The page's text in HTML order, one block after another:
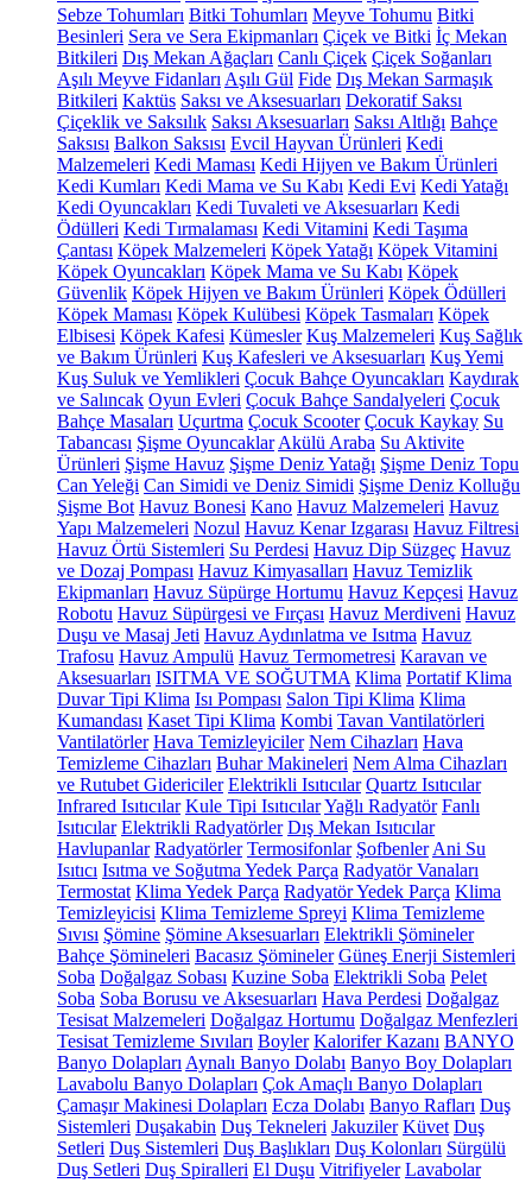
Sebze Tohumları Bitki Tohumları Meyve Tohumu Bitki
Besinleri Sera ve Sera Ekipmanları Çiçek ve Bitki İç Mekan
Bitkileri Dış Mekan Ağaçları Canlı Çiçek Çiçek Soğanları
Aşılı Meyve Fidanları Aşılı Gül Fide Dış Mekan Sarmaşık
Bitkileri Kaktüs Saksı ve Aksesuarları Dekoratif Saksı
Çiçeklik ve Saksılık Saksı Aksesuarları Saksı Altlığı Bahçe
Saksısı Balkon Saksısı Evcil Hayvan Ürünleri Kedi
Malzemeleri Kedi Maması Kedi Hijyen ve Bakım Ürünleri
Kedi Kumları Kedi Mama ve Su Kabı Kedi Evi Kedi Yatağı
Kedi Oyuncakları Kedi Tuvaleti ve Aksesuarları Kedi
Ödülleri Kedi Tırmalaması Kedi Vitamini Kedi Taşıma
Çantası Köpek Malzemeleri Köpek Yatağı Köpek Vitamini
Köpek Oyuncakları Köpek Mama ve Su Kabı Köpek
Güvenlik Köpek Hijyen ve Bakım Ürünleri Köpek Ödülleri
Köpek Maması Köpek Kulübesi Köpek Tasmaları Köpek
Elbisesi Köpek Kafesi Kümesler Kuş Malzemeleri Kuş Sağlık
ve Bakım Ürünleri Kuş Kafesleri ve Aksesuarları Kuş Yemi
Kuş Suluk ve Yemlikleri Çocuk Bahçe Oyuncakları Kaydırak
ve Salıncak Oyun Evleri Çocuk Bahçe Sandalyeleri Çocuk
Bahçe Masaları Uçurtma Çocuk Scooter Çocuk Kaykay Su
Tabancası Şişme Oyuncaklar Akülü Araba Su Aktivite
Ürünleri Şişme Havuz Şişme Deniz Yatağı Şişme Deniz Topu
Can Yeleği Can Simidi ve Deniz Simidi Şişme Deniz Kolluğu
Şişme Bot Havuz Bonesi Kano Havuz Malzemeleri Havuz
Yapı Malzemeleri Nozul Havuz Kenar Izgarası Havuz Filtresi
Havuz Örtü Sistemleri Su Perdesi Havuz Dip Süzgeç Havuz
ve Dozaj Pompası Havuz Kimyasalları Havuz Temizlik
Ekipmanları Havuz Süpürge Hortumu Havuz Kepçesi Havuz
Robotu Havuz Süpürgesi ve Fırçası Havuz Merdiveni Havuz
Duşu ve Masaj Jeti Havuz Aydınlatma ve Isıtma Havuz
Trafosu Havuz Ampulü Havuz Termometresi Karavan ve
Aksesuarları ISITMA VE SOĞUTMA Klima Portatif Klima
Duvar Tipi Klima Isı Pompası Salon Tipi Klima Klima
Kumandası Kaset Tipi Klima Kombi Tavan Vantilatörleri
Vantilatörler Hava Temizleyiciler Nem Cihazları Hava
Temizleme Cihazları Buhar Makineleri Nem Alma Cihazları
ve Rutubet Gidericiler Elektrikli Isıtıcılar Quartz Isıtıcılar
Infrared Isıtıcılar Kule Tipi IsıtıcılarYağlı Radyatör Fanlı
Isıtıcılar Elektrikli Radyatörler Dış Mekan Isıtıcılar
Havlupanlar Radyatörler Termosifonlar Şofbenler Ani Su
Isıtıcı Isıtma ve Soğutma Yedek Parça Radyatör Vanaları
Termostat Klima Yedek Parça Radyatör Yedek Parça Klima
Temizleyicisi Klima Temizleme Spreyi Klima Temizleme
Sıvısı Şömine Şömine Aksesuarları Elektrikli Şömineler
Bahçe Şömineleri Bacasız Şömineler Güneş Enerji Sistemleri
Soba Doğalgaz Sobası Kuzine Soba Elektrikli Soba Pelet
Soba Soba Borusu ve Aksesuarları Hava Perdesi Doğalgaz
Tesisat Malzemeleri Doğalgaz Hortumu Doğalgaz Menfezleri
Tesisat Temizleme Sıvıları Boyler Kalorifer Kazanı BANYO
Banyo Dolapları Aynalı Banyo Dolabı Banyo Boy Dolapları
Lavabolu Banyo Dolapları Çok Amaçlı Banyo Dolapları
Çamaşır Makinesi Dolapları Ecza Dolabı Banyo Rafları Duş
Sistemleri Duşakabin Duş Tekneleri Jakuziler Küvet Duş
Setleri Duş Sistemleri Duş Başlıkları Duş Kolonları Sürgülü
Duş Setleri Duş Spiralleri El Duşu Vitrifiyeler Lavabolar